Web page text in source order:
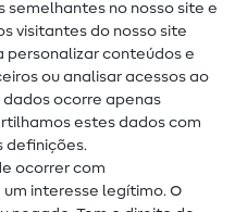
semelhantes no nosso site e
visitantes do nosso site
personalizar conteúdos e
ou analisar acessos ao
dados ocorre apenas
estes dados com
definições.
ocorrer com
interesse legítimo. O